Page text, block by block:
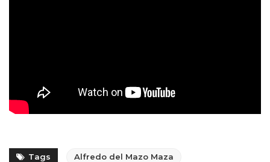
Tags Alfredo del Mazo Maza